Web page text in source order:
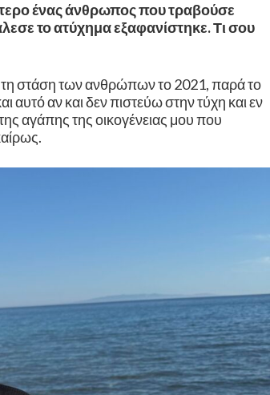
ένας άνθρωπος που τραβούσε
το ατύχημα εξαφανίστηκε. Τι σου
τη στάση των ανθρώπων το 2021, παρά το
αυτό αν και δεν πιστεύω στην τύχη και εν
αγάπης της οικογένειας μου που